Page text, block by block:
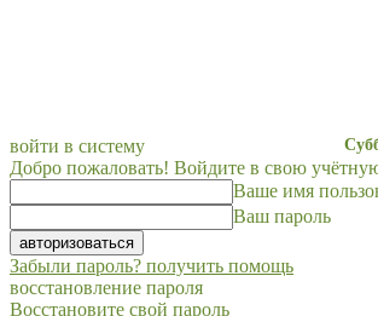
войти в систему
Добро пожаловать! Войдите в свою
Ваше имя
Ваш пароль
Забыли пароль? получить помощь
восстановление пароля
Восстановите свой пароль